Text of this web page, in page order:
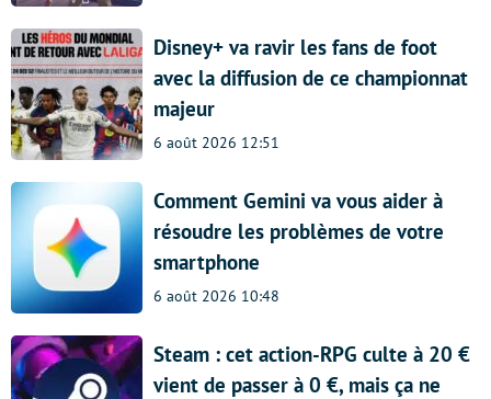
Disney+ va ravir les fans de foot
avec la diffusion de ce championnat
majeur
6 août 2026 12:51
Comment Gemini va vous aider à
résoudre les problèmes de votre
smartphone
6 août 2026 10:48
Steam : cet action-RPG culte à 20 €
vient de passer à 0 €, mais ça ne